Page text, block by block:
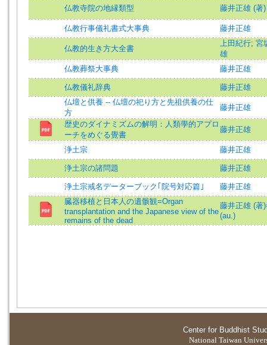
仏教寺院の地縁類型 藤井正雄 (著)
仏教行事儀礼書式大事典 藤井正雄
仏教的生き方大全書
上田紀行; 宮
雄
仏教葬祭大事典
藤井正雄
仏教儀礼辞典
藤井正雄
仏壇と供養 -- 仏壇の祀り方と先祖供養の仕
方
藤井正雄
歴史のダイナミズムの解明：人類學的アプロ
ーチをめぐる覺書
藤井正雄
浄土宗 藤井正雄
浄土宗の諸問題 藤井正雄
浄土宗戒名データーブック｢院号対応篇｣
藤井正雄
臓器移植と日本人の遺骸観=Organ
transplantation and the Japanese view of the
remains of the dead
藤井正雄 (著
(au.)
Center for Buddhist
National Taiwan